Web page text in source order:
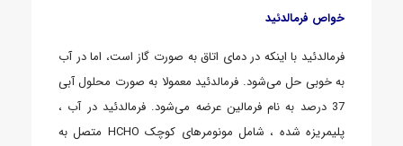
خواص فرمالدئید
فرمالدئید با اینکه در دمای اتاق به صورت گاز است، اما در آب
به خوبی حل می‌شود. فرمالدئید معمولا به صورت محلول آبی
37 درصد به نام فرمالین عرضه می‌شود. فرمالدئید در آب ،
پلیمریزه شده ، شامل مونومرهای کوچک HCHO متصل به